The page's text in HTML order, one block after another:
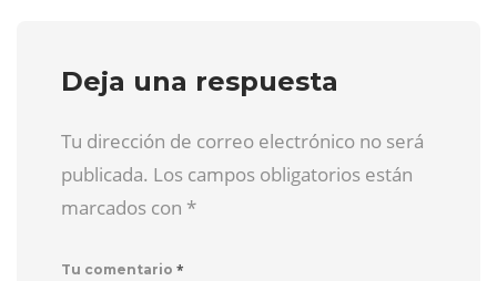
Deja una respuesta
Tu dirección de correo electrónico no será
publicada. Los campos obligatorios están
marcados con *
Tu comentario *